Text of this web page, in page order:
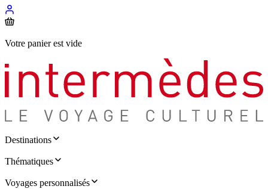
Votre panier est vide
Destinations
Thématiques
Voyages personnalisés